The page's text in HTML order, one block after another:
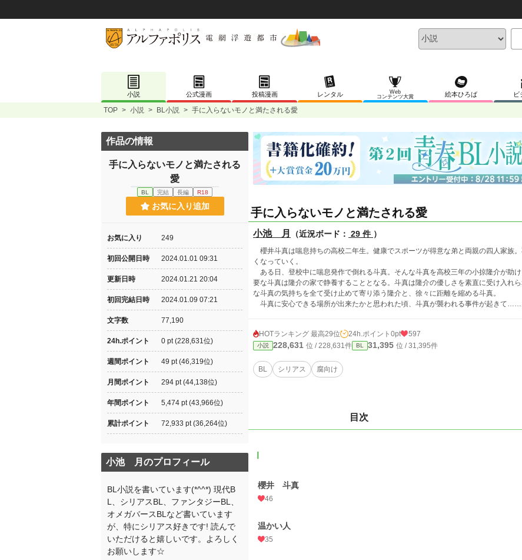
小説 公式漫画 投稿漫画 レンタル
Web
コンテンツ大賞
絵本ひろば ビ
TOP > 小説 > BL小説 > 手に入らないモノと満たされる愛
手に入らないモノと満たされる愛
小池 月 （近況ボード： 29 件 ）
櫻井斗真は喘息持ちの高校二年生。健康でスポーツが得意な弟と両親の四人家族
くなっていく。
ある日、登校中に喘息発作で倒れる斗真。そんな斗真を高校三年の小掠隆介が助
要な斗真は隆介の家で静養することとなる。斗真は隆介の優しさを素直に受け入れ
な斗真の気持ちを全て受け止めて寄り添う隆介と、徐々に距離を縮める斗真。
斗真に安心できる場所が出来たかと思われた頃、斗真が襲われる事件が起きて……
HOTランキング 最高29位 24h.ポイント 0pt 597
小説 228,631 位 / 228,631件 BL 31,395 位 / 31,395件
BL シリアス 腐向け
目次
櫻井 斗真
46
温かい人
35
作品の情報
手に入らないモノと満たされる
愛
BL 完結 長編 R18
お気に入り追加
お気に入り 249
初回公開日時 2024.01.01 09:31
更新日時 2024.01.21 20:04
初回完結日時 2024.01.09 07:21
文字数 77,190
24h.ポイント 0 pt (228,631位)
週間ポイント 49 pt (46,319位)
月間ポイント 294 pt (44,138位)
年間ポイント 5,474 pt (43,966位)
累計ポイント 72,933 pt (36,264位)
小池 月のプロフィール
BL小説を書いています(*^^*) 現代B
L、シリアスBL、ファンタジーBL、
オメガバースBLなど書いています
が、特にシリアス好きです! 読んで
いただけると嬉しいです。よろしく
お願いします☆